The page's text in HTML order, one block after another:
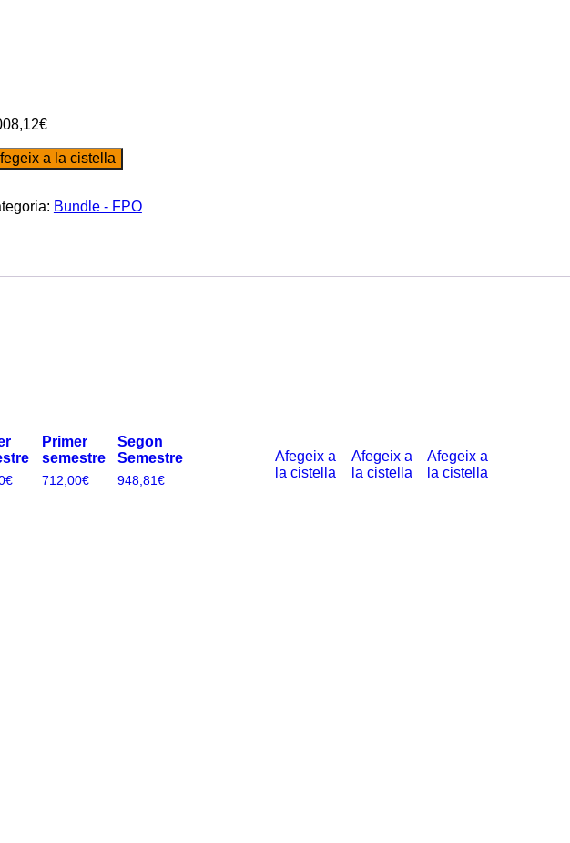
€
a la cistella
Bundle - FPO
€
Afegeix a
la cistella
Primer
semestre
712,00€
Afegeix a
la cistella
Segon
Semestre
948,81€
Afegeix a
la cistella